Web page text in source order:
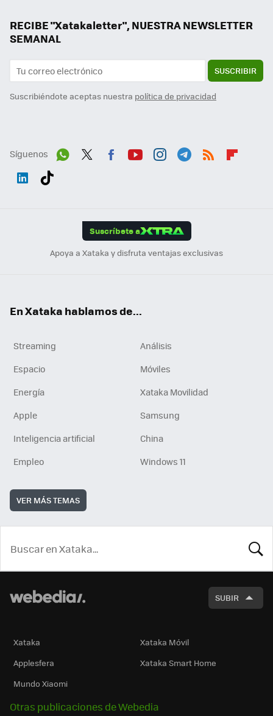
RECIBE "Xatakaletter", NUESTRA NEWSLETTER
SEMANAL
SUSCRIBIR
Suscribiéndote aceptas nuestra política de privacidad
Síguenos
Suscríbete a
Apoya a Xataka y disfruta ventajas exclusivas
En Xataka hablamos de...
Streaming
Análisis
Espacio
Móviles
Energía
Xataka Movilidad
Apple
Samsung
Inteligencia artificial
China
Empleo
Windows 11
VER MÁS TEMAS
SUBIR
Xataka
Xataka Móvil
Applesfera
Xataka Smart Home
Mundo Xiaomi
Otras publicaciones de Webedia